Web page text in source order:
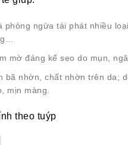
phòng ngừa tái phát nhiều
mờ đáng kể sẹo do mụn,
bã nhờn, chất nhờn trên da;
mịn màng.
theo tuýp